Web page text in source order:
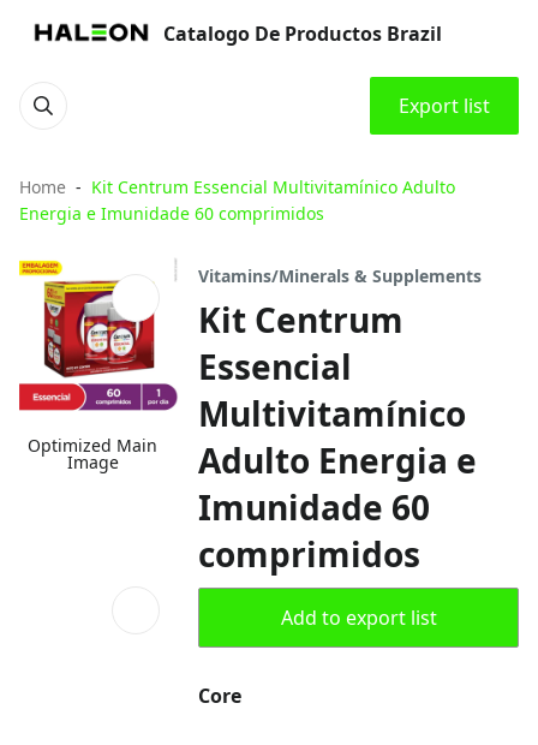
Catalogo De Productos Brazil
Export list
Home
Kit Centrum Essencial Multivitamínico Adulto
Energia e Imunidade 60 comprimidos
Optimized Main
Image
Vitamins/Minerals & Supplements
Kit Centrum
Essencial
Multivitamínico
Adulto Energia e
Imunidade 60
comprimidos
Add to export list
Core